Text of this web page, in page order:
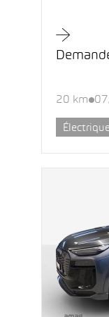
20 km